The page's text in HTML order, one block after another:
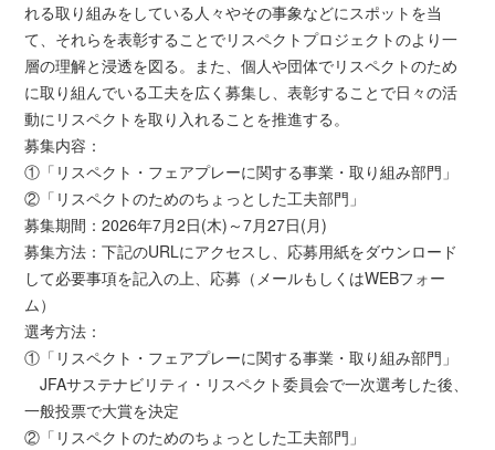
れる取り組みをしている人々やその事象などにスポットを当
て、それらを表彰することでリスペクトプロジェクトのより一
層の理解と浸透を図る。また、個人や団体でリスペクトのため
に取り組んでいる工夫を広く募集し、表彰することで日々の活
動にリスペクトを取り入れることを推進する。
募集内容：
①「リスペクト・フェアプレーに関する事業・取り組み部門」
②「リスペクトのためのちょっとした工夫部門」
募集期間：2026年7月2日(木)～7月27日(月)
募集方法：下記のURLにアクセスし、応募用紙をダウンロード
して必要事項を記入の上、応募（メールもしくはWEBフォー
ム）
選考方法：
①「リスペクト・フェアプレーに関する事業・取り組み部門」
JFAサステナビリティ・リスペクト委員会で一次選考した後、
一般投票で大賞を決定
②「リスペクトのためのちょっとした工夫部門」